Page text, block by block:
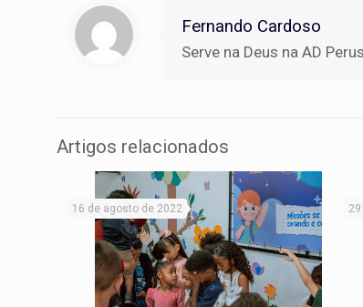
Fernando Cardoso
Serve na Deus na AD
Artigos relacionados
16 de agosto de 2022